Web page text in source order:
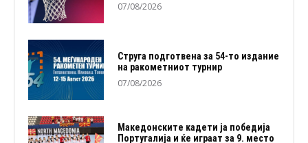
07/08/2026
Струга подготвена за 54-то издание
на ракометниот турнир
07/08/2026
Македонските кадети ја победија
Португалија и ќе играат за 9. место